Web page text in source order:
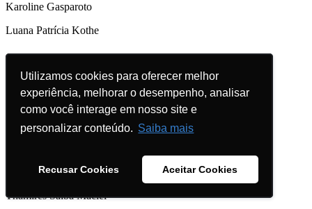
Utilizamos cookies para oferecer melhor
experiência, melhorar o desempenho, analisar
como você interage em nosso site e
personalizar conteúdo. Saiba mais
Recusar Cookies Aceitar Cookies
Utilizamos cookies para oferecer melhor
experiência, melhorar o desempenho, analisar
como você interage em nosso site e
personalizar conteúdo. Saiba mais
Recusar Cookies Aceitar Cookies
Karoline Gasparoto
Luana Patrícia Kothe
Turismo
Ana Lúcia de Siqueira Haas
Janaina Soares Buiz
Natália Luisa Sehnem
Thamires Saiba Maciel